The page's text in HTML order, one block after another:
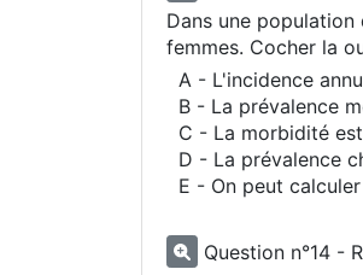
Dans une
femmes. Cocher la
A - L'incidence
B - La prévalence
C - La morbidité
D - La prévalence
E - On peut
Question n°14 -